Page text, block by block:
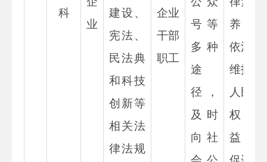
号等
多种
途
径，
及时
向社
养，
依法
维护
人民
权
益，
科
业
建设、
宪法、
民法典
和科技
创新等
相关法
律法规
企业
干部
职工